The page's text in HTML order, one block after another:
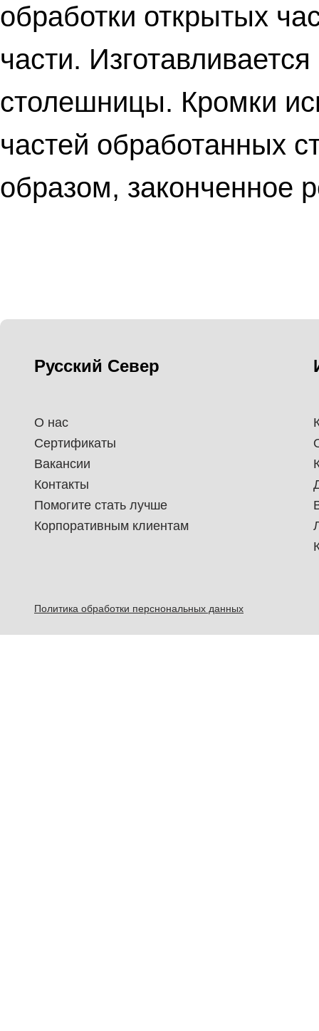
обработки открытых
части.
столешницы. Кромки
частей обработанных
образом, законченное
Русский Север
О нас
Сертификаты
Вакансии
Контакты
Помогите стать лучше
Корпоративным клиентам
Политика обработки перснональных данных